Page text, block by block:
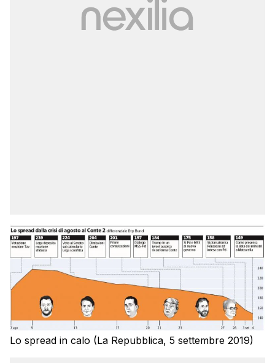
Lo spread in calo (La Repubblica, 5 settembre 2019)